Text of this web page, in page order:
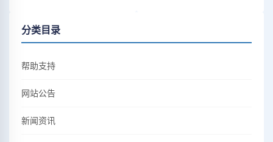
分类目录
帮助支持
网站公告
新闻资讯